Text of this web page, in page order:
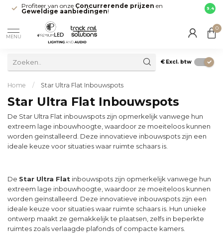
Profiteer van onze Concurrerende prijzen en
Geweldige aanbiedingen! direct
9.4
MENU
0
€ Excl. btw
Home / Star Ultra Flat Inbouwspots
Star Ultra Flat Inbouwspots
De Star Ultra Flat inbouwspots zijn opmerkelijk vanwege hun
extreem lage inbouwhoogte, waardoor ze moeiteloos kunnen
worden geïnstalleerd. Deze innovatieve inbouwspots zijn een
ideale keuze voor situaties waar ruimte schaars is.
De Star Ultra Flat inbouwspots zijn opmerkelijk vanwege hun
extreem lage inbouwhoogte, waardoor ze moeiteloos kunnen
worden geïnstalleerd. Deze innovatieve inbouwspots zijn een
ideale keuze voor situaties waar ruimte schaars is. Hun unieke
ontwerp maakt ze gemakkelijk te plaatsen, zelfs in beperkte
ruimtes zoals verlaagde plafonds of compacte kamers.